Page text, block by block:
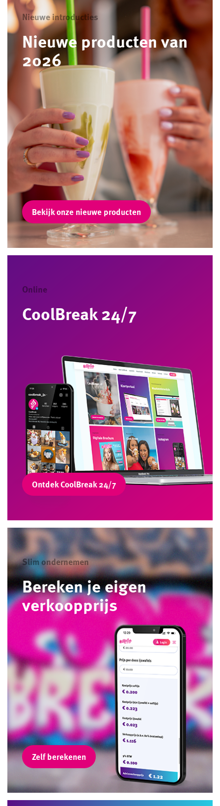
Nieuwe introducties
Nieuwe producten van
2026
Bekijk onze nieuwe producten
Online
CoolBreak 24/7
Ontdek CoolBreak 24/7
Slim ondernemen
Bereken je eigen
verkoopprijs
Zelf berekenen